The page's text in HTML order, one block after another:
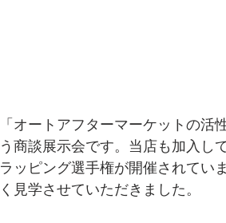
「オートアフターマーケットの
う商談展示会です。当店も加入し
ラッピング選手権が開催されてい
く見学させていただきました。